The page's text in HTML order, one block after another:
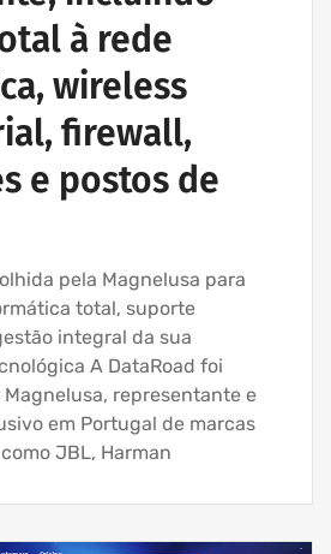
à rede
wireless
firewall,
e postos de
pela Magnelusa para
total, suporte
integral da sua
A DataRoad foi
representante e
em Portugal de marcas
JBL, Harman